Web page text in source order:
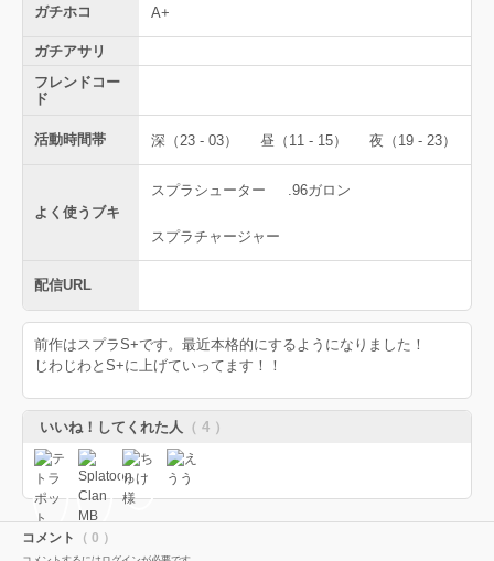
ガチホコ A+
ガチアサリ
フレンドコー
ド
活動時間帯 深（23 - 03） 昼（11 - 15） 夜（19 - 23）
よく使うブキ
スプラシューター .96ガロン
スプラチャージャー
配信URL
前作はスプラS+です。最近本格的にするようになりました！
じわじわとS+に上げていってます！！
いいね！してくれた人 （ 4 ）
コメント （ 0 ）